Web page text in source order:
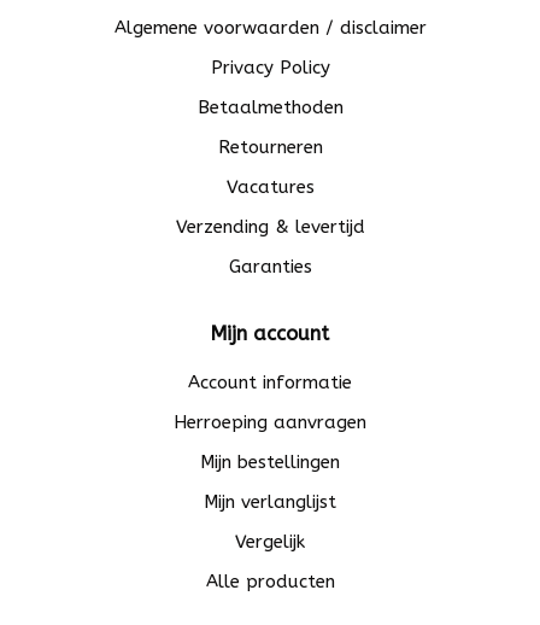
Algemene voorwaarden / disclaimer
Privacy Policy
Betaalmethoden
Retourneren
Vacatures
Verzending & levertijd
Garanties
Mijn account
Account informatie
Herroeping aanvragen
Mijn bestellingen
Mijn verlanglijst
Vergelijk
Alle producten